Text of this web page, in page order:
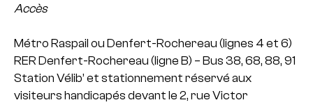
Accès
Métro Raspail ou Denfert-Rochereau (lignes 4 et 6)
RER Denfert-Rochereau (ligne B) – Bus 38, 68, 88, 91
Station Vélib’ et stationnement réservé aux
visiteurs handicapés devant le 2, rue Victor